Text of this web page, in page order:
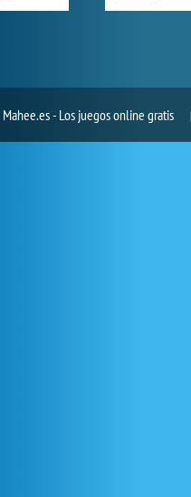
- Los juegos online gratis